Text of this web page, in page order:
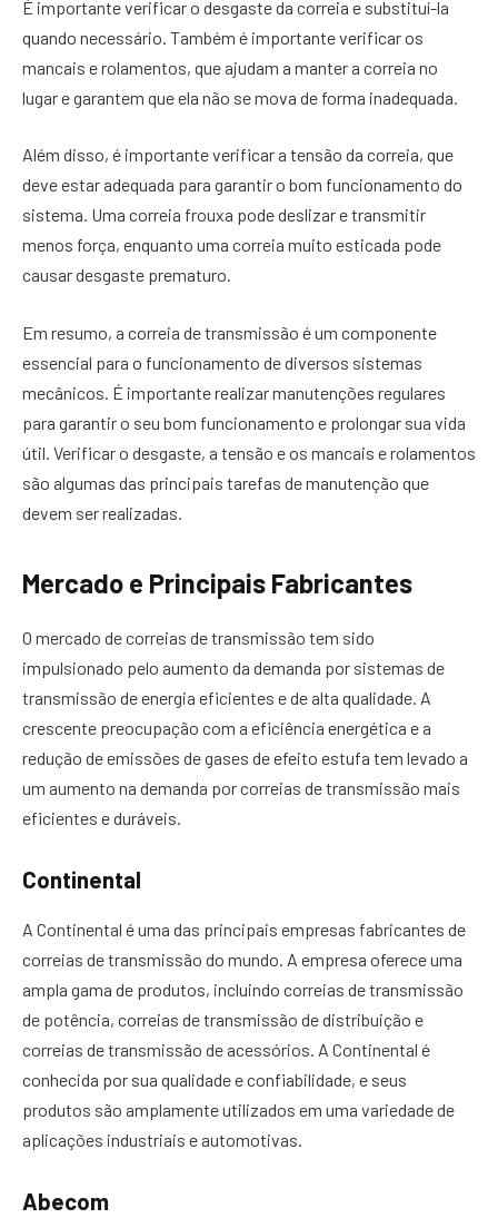
É importante verificar o desgaste da correia e substituí-la
quando necessário. Também é importante verificar os
mancais e rolamentos, que ajudam a manter a correia no
lugar e garantem que ela não se mova de forma inadequada.
Além disso, é importante verificar a tensão da correia, que
deve estar adequada para garantir o bom funcionamento do
sistema. Uma correia frouxa pode deslizar e transmitir
menos força, enquanto uma correia muito esticada pode
causar desgaste prematuro.
Em resumo, a correia de transmissão é um componente
essencial para o funcionamento de diversos sistemas
mecânicos. É importante realizar manutenções regulares
para garantir o seu bom funcionamento e prolongar sua vida
útil. Verificar o desgaste, a tensão e os mancais e rolamentos
são algumas das principais tarefas de manutenção que
devem ser realizadas.
Mercado e Principais Fabricantes
O mercado de correias de transmissão tem sido
impulsionado pelo aumento da demanda por sistemas de
transmissão de energia eficientes e de alta qualidade. A
crescente preocupação com a eficiência energética e a
redução de emissões de gases de efeito estufa tem levado a
um aumento na demanda por correias de transmissão mais
eficientes e duráveis.
Continental
A Continental é uma das principais empresas fabricantes de
correias de transmissão do mundo. A empresa oferece uma
ampla gama de produtos, incluindo correias de transmissão
de potência, correias de transmissão de distribuição e
correias de transmissão de acessórios. A Continental é
conhecida por sua qualidade e confiabilidade, e seus
produtos são amplamente utilizados em uma variedade de
aplicações industriais e automotivas.
Abecom